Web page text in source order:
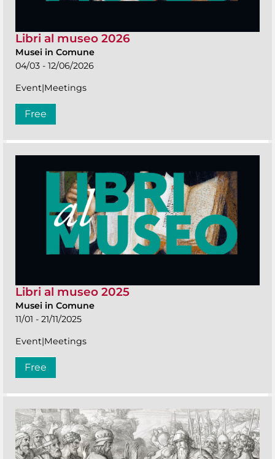
Libri al museo 2026
Musei in Comune
04/03 - 12/06/2026
Event|Meetings
Free
Libri al museo 2025
Musei in Comune
11/01 - 21/11/2025
Event|Meetings
Free